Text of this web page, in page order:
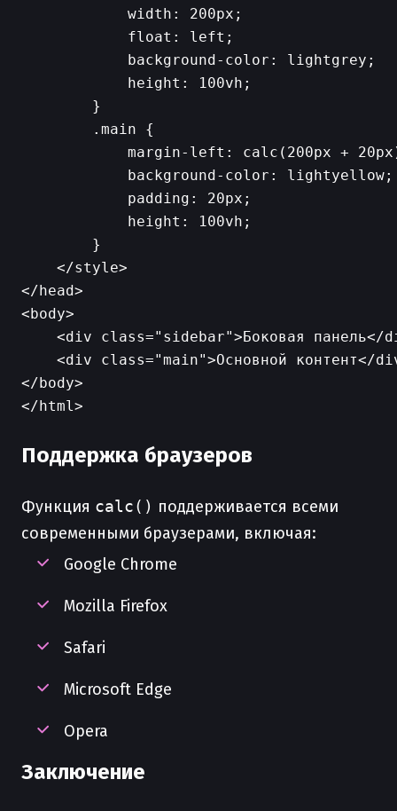
            width: 200px;
            float: left;
            background-color: lightgrey;
            height: 100vh;
        }
        .main {
margin-left: calc(200px +
            background-color: lightyellow;
            padding: 20px;
            height: 100vh;
        }
    </style>
</head>
<body>
<div class="sidebar">Боковая панель</
<div class="main">Основной контент</
</body>
</html>
Поддержка браузеров
Функция calc() поддерживается всеми
современными браузерами, включая:
Google Chrome
Mozilla Firefox
Safari
Microsoft Edge
Opera
Заключение